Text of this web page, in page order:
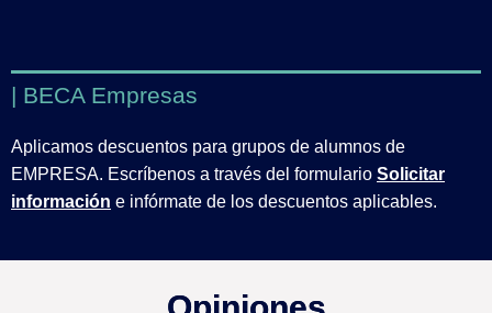
| BECA Empresas
Aplicamos descuentos para grupos de alumnos de
EMPRESA. Escríbenos a través del formulario Solicitar
información e infórmate de los descuentos aplicables.